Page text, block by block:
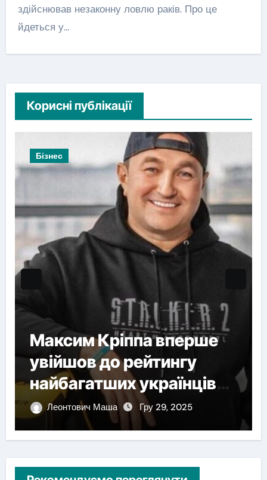
здійснював незаконну ловлю раків. Про це
йдеться у…
Корисні публікації
Бізнес
Максим Кріппа вперше
увійшов до рейтингу
найбагатших українців
NVЛеонтович Маша Гру 29, 2025